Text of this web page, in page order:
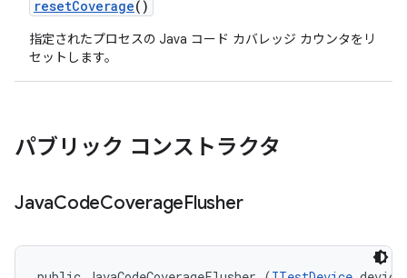
resetCoverage()
指定されたプロセスの Java コード カバレッジ カウンタをリ
セットします。
パブリック コンストラクタ
JavaCodeCoverageFlusher